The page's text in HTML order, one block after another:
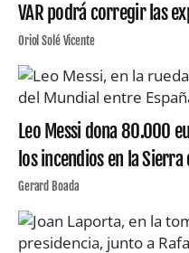
VAR podrá corregir las
Oriol Solé Vicente
Leo Messi dona 80.000
los incendios en la Sierra
Gerard Boada